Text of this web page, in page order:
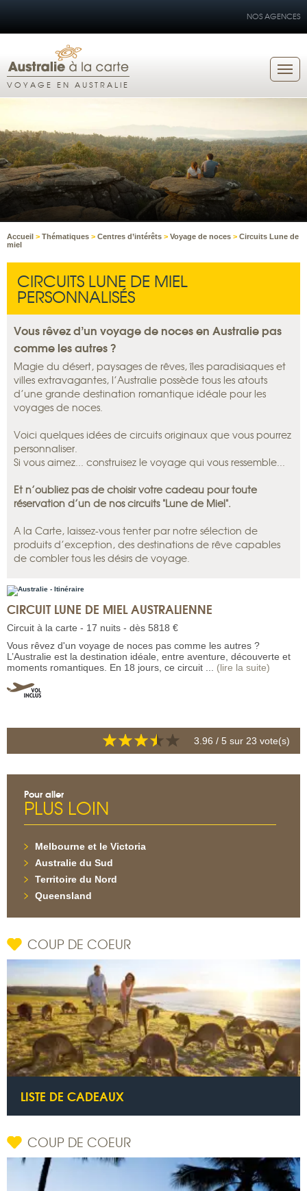
NOS AGENCES
VOYAGE EN AUSTRALIE
Accueil > Thématiques > Centres d’intérêts > Voyage de noces > Circuits Lune de
miel
CIRCUITS LUNE DE MIEL
PERSONNALISÉS
Vous rêvez d’un voyage de noces en Australie pas
comme les autres ?
Magie du désert, paysages de rêves, îles paradisiaques et
villes extravagantes, l’Australie possède tous les atouts
d’une grande destination romantique idéale pour les
voyages de noces.
Voici quelques idées de circuits originaux que vous pourrez
personnaliser.
Si vous aimez... construisez le voyage qui vous ressemble...
Et n’oubliez pas de choisir votre cadeau pour toute
réservation d’un de nos circuits "Lune de Miel".
A la Carte, laissez-vous tenter par notre sélection de
produits d’exception, des destinations de rêve capables
de combler tous les désirs de voyage.
CIRCUIT LUNE DE MIEL AUSTRALIENNE
Circuit à la carte - 17 nuits - dès 5818 €
Vous rêvez d'un voyage de noces pas comme les autres ?
L’Australie est la destination idéale, entre aventure, découverte et
moments romantiques. En 18 jours, ce circuit ... (lire la suite)
3.96 / 5 sur 23 vote(s)
Pour aller
PLUS LOIN
Melbourne et le Victoria
Australie du Sud
Territoire du Nord
Queensland
COUP DE COEUR
LISTE DE CADEAUX
COUP DE COEUR